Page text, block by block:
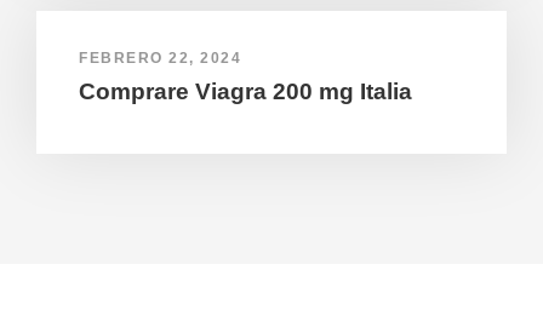
FEBRERO 22, 2024
Comprare Viagra 200 mg Italia